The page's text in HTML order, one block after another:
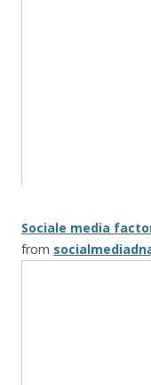
Sociale media
from